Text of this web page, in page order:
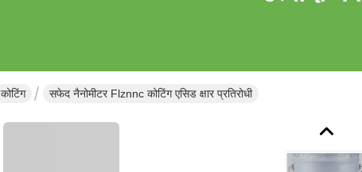
सफेद नैनोमीटर Flznnc कोटिंग एसिड क्षार प्रतिरोधी